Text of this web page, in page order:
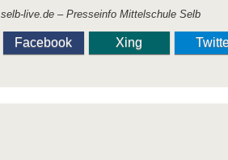
selb-live.de – Presseinfo Mittelschule Selb
Facebook Xing